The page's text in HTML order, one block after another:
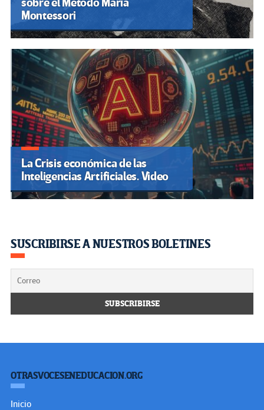
Montessori
La Crisis económica de las
Inteligencias Artificiales. Video
SUSCRIBIRSE A NUESTROS BOLETINES
OTRASVOCESENEDUCACION.ORG
Inicio